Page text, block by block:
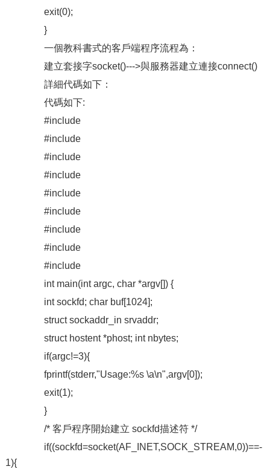
exit(0);
}
一個教科書式的客戶端程序流程為：
建立套接字socket()--->與服務器建立連接connect()
詳細代碼如下：
代碼如下:
#include
#include
#include
#include
#include
#include
#include
#include
#include
int main(int argc, char *argv[]) {
int sockfd; char buf[1024];
struct sockaddr_in srvaddr;
struct hostent *phost; int nbytes;
if(argc!=3){
fprintf(stderr,"Usage:%s \a\n",argv[0]);
exit(1);
}
/* 客戶程序開始建立 sockfd描述符 */
if((sockfd=socket(AF_INET,SOCK_STREAM,0))==-
1){